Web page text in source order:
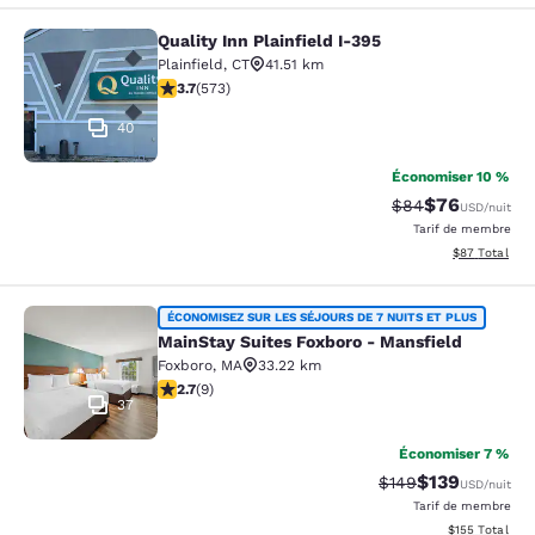
Quality Inn Plainfield I-395
40
Quality Inn Plainfield I-395
Plainfield, CT
41.51 km
3.68 étoiles. Bien. 573 commentaires
3.7(573)
Économiser 10 %
Tarif barré :
$84Tarif réduit :
$76USD/nuit
Tarif de membre
Afficher les
$87 Total
MainStay Suites Foxboro -
37
ÉCONOMISEZ SUR LES SÉJOURS DE 7 NUITS ET PLUS
MainStay Suites Foxboro - Mansfield
Foxboro, MA
33.22 km
2.67 étoiles. Moyen. 9 commentaires
2.7(9)
Économiser 7 %
Tarif barré :
$149Tarif réduit :
$139USD/nuit
Tarif de membre
Afficher les
$155 Total